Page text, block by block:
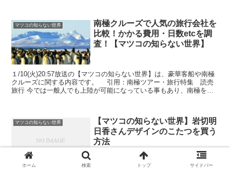
マツコの知らない世界
南極クルーズで人気の旅行会社を
比較！かかる費用・日数etcを調
査！【マツコの知らない世界】
１/10(火)20:57放送の【マツコの知らない世界】は、豪華客船や南極
クルーズに関する内容です。 引用：南極ツアー・旅行特集 読売
旅行 今では一般人でも上陸が可能になっている事もあり、南極を訪
マツコの知らない世界
【マツコの知らない世界】岩切明
日香さんデザインのこたつを買う
方法
ホーム 検索 トップ サイドバー